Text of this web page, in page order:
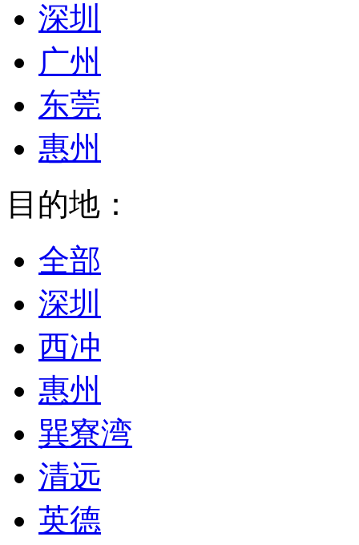
深圳
广州
东莞
惠州
目的地：
全部
深圳
西冲
惠州
巽寮湾
清远
英德